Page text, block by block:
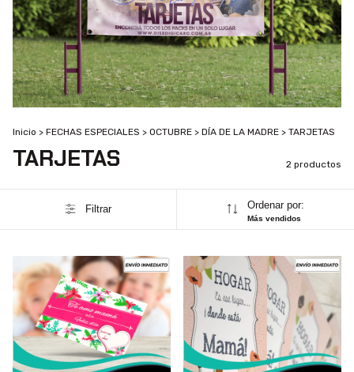
Inicio > FECHAS ESPECIALES > OCTUBRE > DÍA DE LA MADRE > TARJETAS
TARJETAS 2 productos
Filtrar Ordenar por:
Más vendidos